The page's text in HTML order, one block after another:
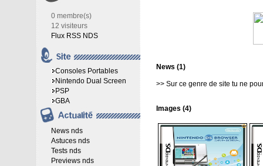
0 membre(s)
12 visiteurs
Flux RSS NDS
Consoles Portables
Nintendo Dual Screen
PSP
GBA
News nds
Astuces nds
Tests nds
Previews nds
News (1)
>> Sur ce genre de site tu ne
Images (4)